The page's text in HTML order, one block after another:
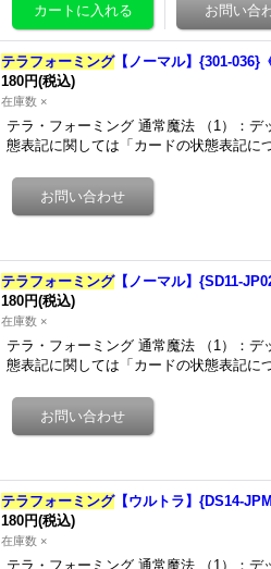
テラフォーミング【ノーマル】{301-036}
180円(税込)
在庫数 ×
テラ・フォーミング 通常魔法 （1）：
態表記に関しては「カードの状態表記
テラフォーミング【ノーマル】{SD11-
180円(税込)
在庫数 ×
テラ・フォーミング 通常魔法 （1）：
態表記に関しては「カードの状態表記
テラフォーミング【ウルトラ】{DS14-
180円(税込)
在庫数 ×
テラ・フォーミング 通常魔法 （1）：